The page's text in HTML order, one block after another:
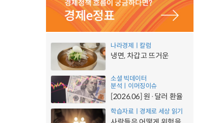
나라경제ㅣ칼럼
냉면, 차갑고 뜨거운
소셜 빅데이터
분석ㅣ이머징이슈
[2026.06] 원·달러 환율
학습자료ㅣ경제로 세상 읽기